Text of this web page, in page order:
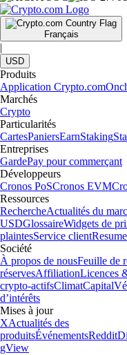
Français
|
USD
Produits
Application Crypto.com
Marchés
Crypto
Particularités
CartesPaniersEarnStaking
Entreprises
GardePay pour commerçant
Développeurs
Cronos PoSCronos EVM
Ressources
RechercheActualités du
USDGlossaireWidgets de
plaintesService client
Société
À propos de nousFeuille de
réservesAffiliationLicences
crypto-actifsClimatCapital
d’intérêts
Mises à jour
XActualités des
produitsÉvénementsReddit
gView